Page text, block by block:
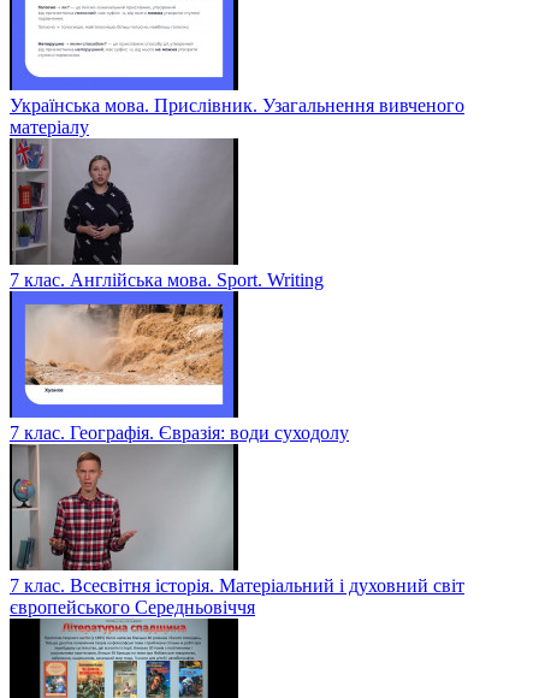
Українська мова. Прислівник. Узагальнення вивченого
матеріалу
7 клас. Англійська мова. Sport. Writing
7 клас. Географія. Євразія: води суходолу
7 клас. Всесвітня історія. Матеріальний і духовний світ
європейського Середньовіччя